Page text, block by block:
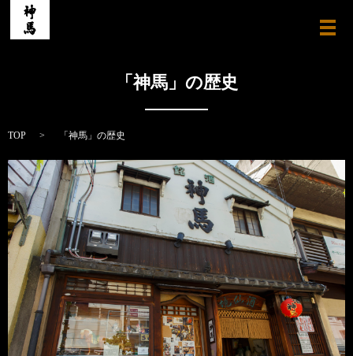
メ
「神馬」の歴史
TOP 「神馬」の歴史